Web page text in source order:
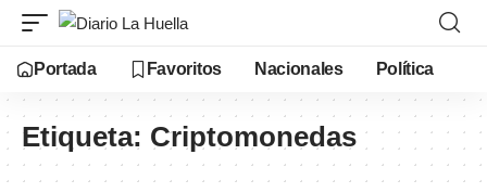
Portada Favoritos Nacionales Política
Etiqueta: Criptomonedas